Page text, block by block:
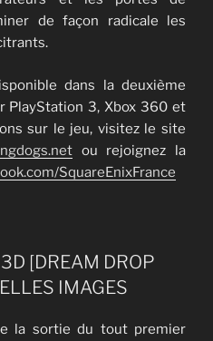
de façon radicale les
dans la deuxième
PlayStation 3, Xbox 360 et
sur le jeu, visitez le site
ou rejoignez la
SquareEnixFrance
[DREAM DROP
IMAGES
la sortie du tout premier